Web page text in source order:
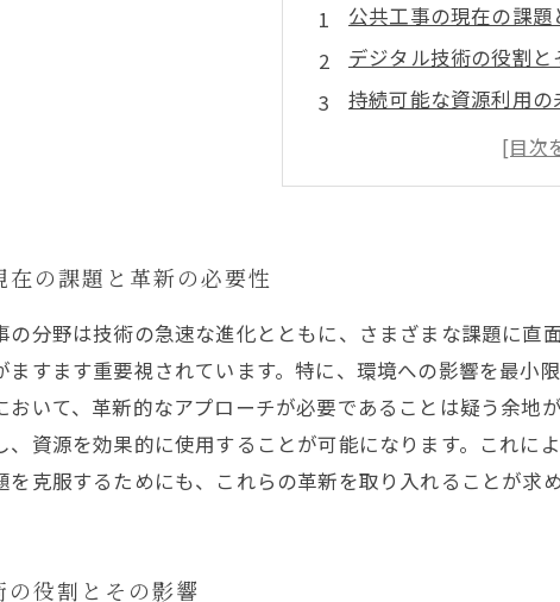
公共工事の現在の課
デジタル技術の役割と
持続可能な資源利用の
地域社会との協働の
未来へのビジョン: 変
在の課題と革新の必要性
の分野は技術の急速な進化とともに、さまざまな課題に
ますます重要視されています。特に、環境への影響を最小
おいて、革新的なアプローチが必要であることは疑う余
、資源を効果的に使用することが可能になります。これ
を克服するためにも、これらの革新を取り入れることが求め
の役割とその影響